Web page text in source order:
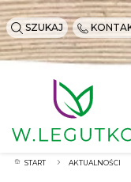
SZUKAJ
START AKTUALNOŚCI